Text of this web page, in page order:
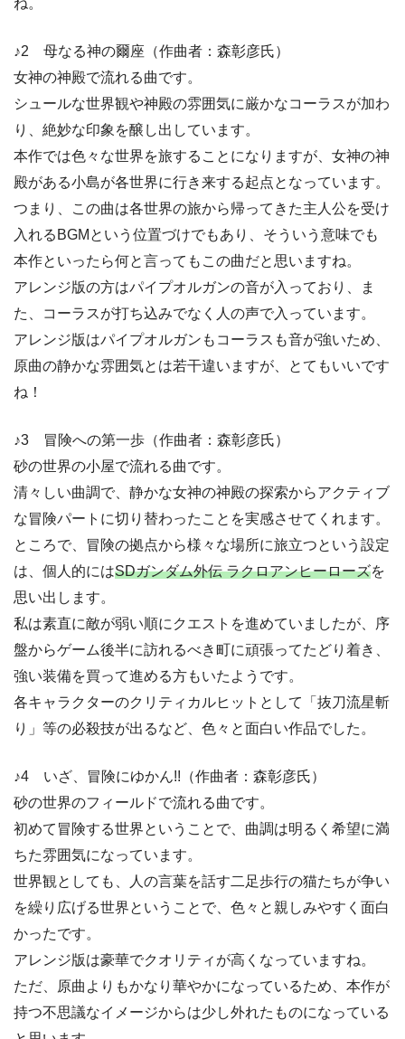
ね。
♪2 母なる神の爾座（作曲者：森彰彦氏）
女神の神殿で流れる曲です。
シュールな世界観や神殿の雰囲気に厳かなコーラスが加わ
り、絶妙な印象を醸し出しています。
本作では色々な世界を旅することになりますが、女神の神
殿がある小島が各世界に行き来する起点となっています。
つまり、この曲は各世界の旅から帰ってきた主人公を受け
入れるBGMという位置づけでもあり、そういう意味でも
本作といったら何と言ってもこの曲だと思いますね。
アレンジ版の方はパイプオルガンの音が入っており、ま
た、コーラスが打ち込みでなく人の声で入っています。
アレンジ版はパイプオルガンもコーラスも音が強いため、
原曲の静かな雰囲気とは若干違いますが、とてもいいです
ね！
♪3 冒険への第一歩（作曲者：森彰彦氏）
砂の世界の小屋で流れる曲です。
清々しい曲調で、静かな女神の神殿の探索からアクティブ
な冒険パートに切り替わったことを実感させてくれます。
ところで、冒険の拠点から様々な場所に旅立つという設定
は、個人的にはSDガンダム外伝 ラクロアンヒーローズを
思い出します。
私は素直に敵が弱い順にクエストを進めていましたが、序
盤からゲーム後半に訪れるべき町に頑張ってたどり着き、
強い装備を買って進める方もいたようです。
各キャラクターのクリティカルヒットとして「抜刀流星斬
り」等の必殺技が出るなど、色々と面白い作品でした。
♪4 いざ、冒険にゆかん!!（作曲者：森彰彦氏）
砂の世界のフィールドで流れる曲です。
初めて冒険する世界ということで、曲調は明るく希望に満
ちた雰囲気になっています。
世界観としても、人の言葉を話す二足歩行の猫たちが争い
を繰り広げる世界ということで、色々と親しみやすく面白
かったです。
アレンジ版は豪華でクオリティが高くなっていますね。
ただ、原曲よりもかなり華やかになっているため、本作が
持つ不思議なイメージからは少し外れたものになっている